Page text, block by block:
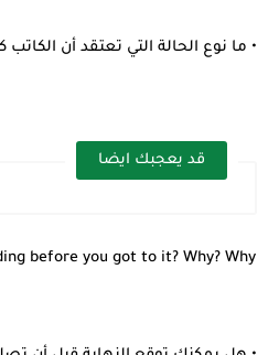
• ما نوع الحالة التي تعتقد أن
قد يعجبك ايضا
before you got to it? Why? Why